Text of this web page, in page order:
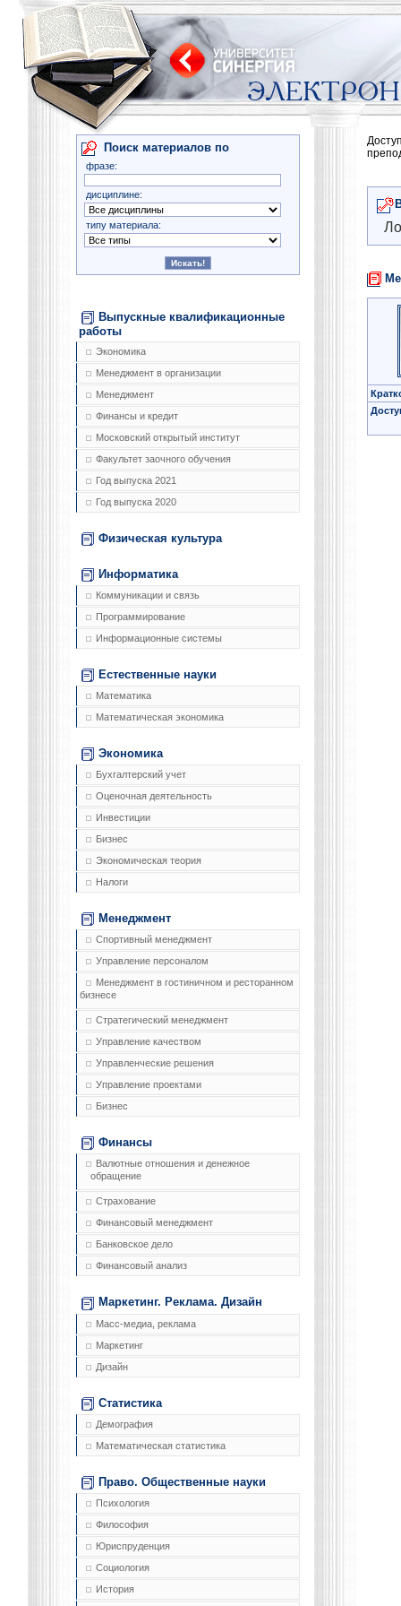
Поиск материалов по
фразе:
дисциплине:
типу материала:
Выпускные квалификационные
работы
Экономика
Менеджмент в организации
Менеджмент
Финансы и кредит
Московский открытый институт
Факультет заочного обучения
Год выпуска 2021
Год выпуска 2020
Физическая культура
Информатика
Коммуникации и связь
Программирование
Информационные системы
Естественные науки
Математика
Математическая экономика
Экономика
Бухгалтерский учет
Оценочная деятельность
Инвестиции
Бизнес
Экономическая теория
Налоги
Менеджмент
Спортивный менеджмент
Управление персоналом
Менеджмент в гостиничном и ресторанном
бизнесе
Стратегический менеджмент
Управление качеством
Управленческие решения
Управление проектами
Бизнес
Финансы
Валютные отношения и денежное
обращение
Страхование
Финансовый менеджмент
Банковское дело
Финансовый анализ
Маркетинг. Реклама. Дизайн
Масс-медиа, реклама
Маркетинг
Дизайн
Статистика
Демография
Математическая статистика
Право. Общественные науки
Психология
Философия
Юриспруденция
Социология
История